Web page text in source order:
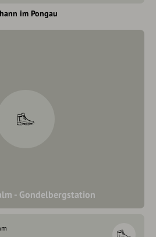
im Pongau
- Gondelbergstation